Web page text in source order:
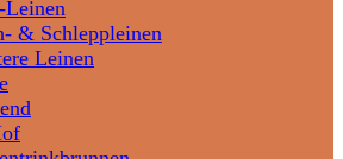
& Schleppleinen
Leinen